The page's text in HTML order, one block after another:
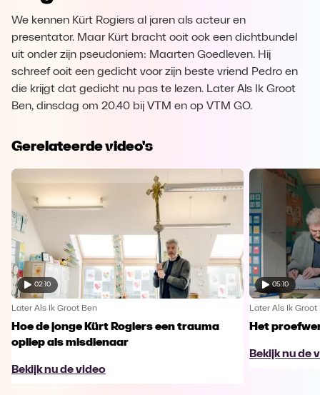
We kennen Kürt Rogiers al jaren als acteur en
presentator. Maar Kürt bracht ooit ook een dichtbundel
uit onder zijn pseudoniem: Maarten Goedleven. Hij
schreef ooit een gedicht voor zijn beste vriend Pedro en
die krijgt dat gedicht nu pas te lezen. Later Als Ik Groot
Ben, dinsdag om 20.40 bij VTM en op VTM GO.
Gerelateerde video's
02:10
Later Als Ik Groot Ben
Hoe de jonge Kürt Rogiers een trauma
opliep als misdienaar
Bekijk nu de video
05:10
Later Als Ik Groot
Het
Bekijk nu de